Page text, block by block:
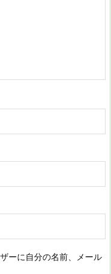
ーに自分の名前、メール